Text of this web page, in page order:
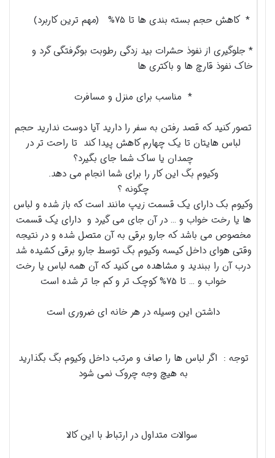
* کاهش حجم بسته بندی ها تا ۷۵% (مهم ترین کاربرد)
* جلوگیری از نفوذ حشرات بید زدگی رطوبت بوگرفتگی گرد و
خاک نفوذ قارچ ها و باکتری ها
* مناسب برای منزل و مسافرت
تصور کنید که قصد رفتن به سفر را دارید آیا دوست ندارید حجم
لباس هایتان تا یک چهارم کاهش پیدا کند تا راحت تر در
چمدان یا ساک شما جای بگیرد؟
وکیوم بگ این کار را برای شما انجام می دهد.
چگونه ؟
وکیوم بک دارای یک قسمت زیپ مانند است که باز شده و لباس
ها یا رخت خواب و … در آن جای می گیرد و دارای یک قسمت
مخصوص می باشد که جارو برقی به آن متصل شده و در نتیجه
وقتی هوای داخل کیسه وکیوم بگ توسط جارو برقی کشیده شد
درب آن را ببندید و مشاهده می کنید که آن همه لباس یا رخت
خواب و … تا ۷۵% کوچک تر و کم جا تر شده است
داشتن این وسیله در هر خانه ای ضروری است
توجه : اگر لباس ها را صاف و مرتب داخل وکیوم بگ بگذارید
به هیچ وجه چروک نمی شود
سوالات متداول در ارتباط با این کالا